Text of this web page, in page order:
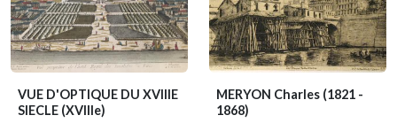
VUE D'OPTIQUE DU XVIIIE
SIECLE (XVIIIe)
MERYON Charles (1821 -
1868)